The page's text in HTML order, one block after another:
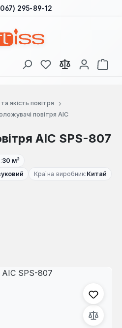
295-89-12
У вас є 0 у списку
якість повітря
повітря AIC
AIC SPS-807
30 м²
Країна виробник:Китай